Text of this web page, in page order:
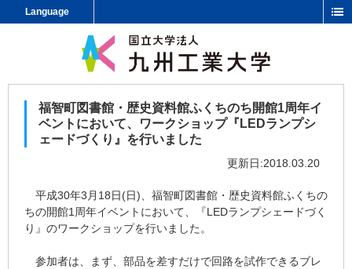
Language
福智町図書館・歴史資料館ふくちのち開館1周年イ
ベントにおいて、ワークショップ『LEDランプシ
ェードづくり』を行いました
更新日:2018.03.20
平成30年3月18日(日)、福智町図書館・歴史資料館ふくちの
ちの開館1周年イベントにおいて、『LEDランプシェードづく
り』のワークショップを行いました。
参加者は、まず、部品を差すだけで回路を試作できるブレ